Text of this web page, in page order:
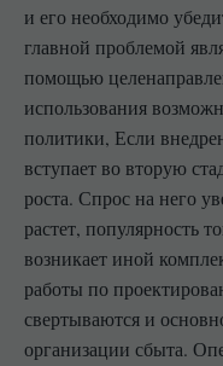
и его необходимо
главной проблемой
помощью
использования
политики, Если
вступает во вторую
роста. Спрос на него
растет, популярность
возникает иной
работы по
свертываются и
организации сбыта.